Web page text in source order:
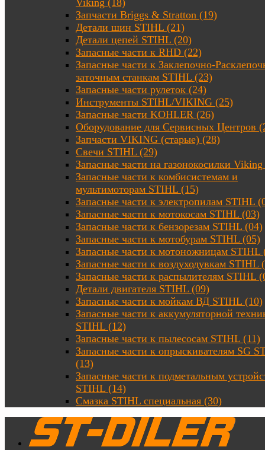
Viking (18)
Запчасти Briggs & Stratton (19)
Детали шин STIHL (21)
Детали цепей STIHL (20)
Запасные части к RHD (22)
Запасные части к Заклепочно-
заточным станкам STIHL (23)
Запасные части рулеток (24)
Инструменты STIHL/VIKING (25)
Запасные части KOHLER (26)
Оборудование для Сервисных Центров
Запчасти VIKING (старые) (28)
Свечи STIHL (29)
Запасные части на газонокосилки
Запасные части к комбисистемам и
мультимоторам STIHL (15)
Запасные части к электропилам STIHL
Запасные части к мотокосам STIHL (03)
Запасные части к бензорезам STIHL (04)
Запасные части к мотобурам STIHL (05)
Запасные части к мотоножницам STIHL
Запасные части к воздуходувкам STIHL
Запасные части к распылителям STIHL
Детали двигателя STIHL (09)
Запасные части к мойкам ВД STIHL (10)
Запасные части к аккумуляторной
STIHL (12)
Запасные части к пылесосам STIHL (11)
Запасные части к опрыскивателям SG
(13)
Запасные части к подметальным
STIHL (14)
Смазка STIHL специальная (30)